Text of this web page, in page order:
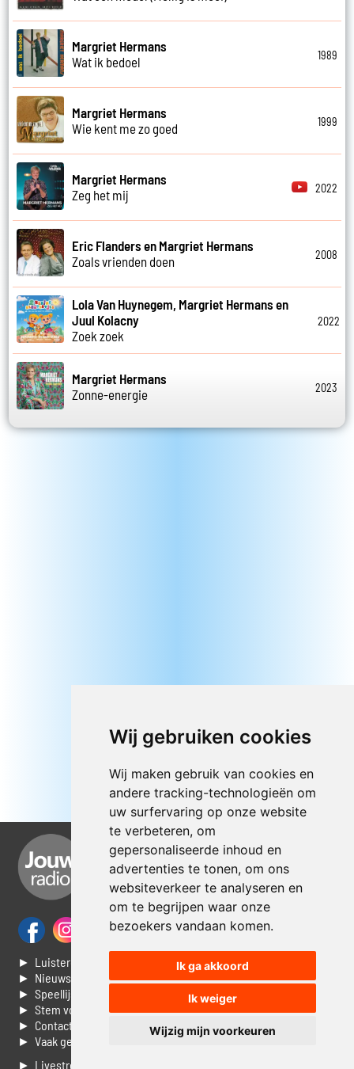
Wij gebruiken cookies
Wij maken gebruik van cookies en
andere tracking-technologieën om
uw surfervaring op onze website
te verbeteren, om
gepersonaliseerde inhoud en
advertenties te tonen, om ons
websiteverkeer te analyseren en
om te begrijpen waar onze
bezoekers vandaan komen.
Ik ga akkoord
Ik weiger
Wijzig mijn voorkeuren
Margriet Hermans
Wat ik bedoel
1989
Margriet Hermans
Wie kent me zo goed
1999
Margriet Hermans
Zeg het mij
2022
Eric Flanders en Margriet Hermans
Zoals vrienden doen
2008
Lola Van Huynegem, Margriet Hermans en
Juul Kolacny
Zoek zoek
2022
Margriet Hermans
Zonne-energie
2023
► Luisteren naar Jouwradio
► Nieuws
► Speellijst
► Stem voor de Dag top 3
► Contacteer ons
► Vaak gestelde vragen
► Livestream informatie